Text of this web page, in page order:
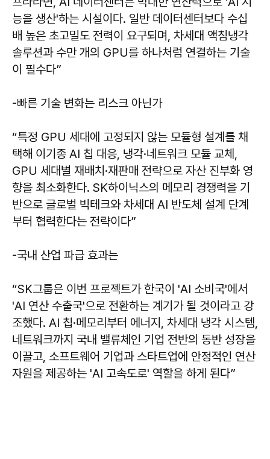
능을 생산'하는 시설이다. 일반 데이터센터보다 수십
배 높은 초고밀도 전력이 요구되며, 차세대 액침냉각
솔루션과 수만 개의 GPU를 하나처럼 연결하는 기술
이 필수다”
-빠른 기술 변화는 리스크 아닌가
“특정 GPU 세대에 고정되지 않는 모듈형 설계를 채
택해 이기종 AI 칩 대응, 냉각·네트워크 모듈 교체,
GPU 세대별 재배치·재판매 전략으로 자산 진부화 영
향을 최소화한다. SK하이닉스의 메모리 경쟁력을 기
반으로 글로벌 빅테크와 차세대 AI 반도체 설계 단계
부터 협력한다는 전략이다”
-국내 산업 파급 효과는
“SK그룹은 이번 프로젝트가 한국이 'AI 소비국'에서
'AI 연산 수출국'으로 전환하는 계기가 될 것이라고 강
조했다. AI 칩·메모리부터 에너지, 차세대 냉각 시스템,
네트워크까지 국내 밸류체인 기업 전반의 동반 성장을
이끌고, 소프트웨어 기업과 스타트업에 안정적인 연산
자원을 제공하는 'AI 고속도로' 역할을 하게 된다”